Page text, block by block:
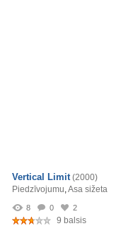
Vertical Limit (2000)
Piedzīvojumu,Asa sižeta
8 0 2
9 balsis